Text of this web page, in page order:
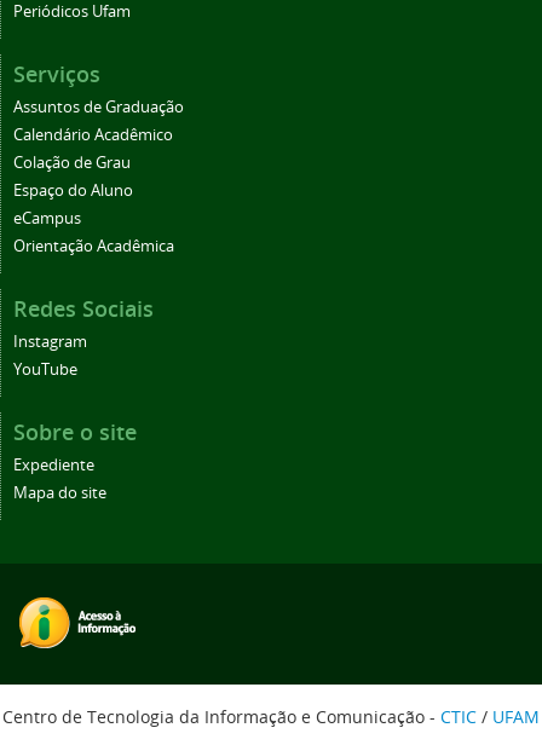
Periódicos Ufam
Serviços
Assuntos de Graduação
Calendário Acadêmico
Colação de Grau
Espaço do Aluno
eCampus
Orientação Acadêmica
Redes Sociais
Instagram
YouTube
Sobre o site
Expediente
Mapa do site
Centro de Tecnologia da Informação e Comunicação - CTIC / UFAM